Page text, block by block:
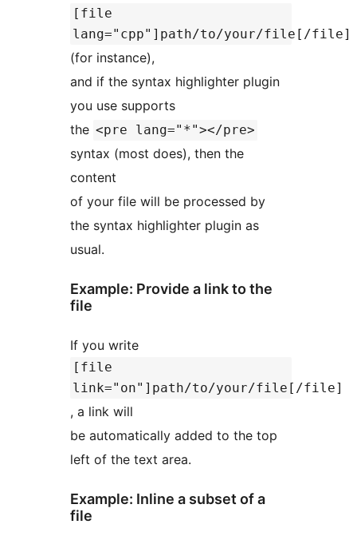
[file
lang="cpp"]path/to/your/file[/file]
(for instance),
and if the syntax highlighter plugin
you use supports
the <pre lang="*"></pre>
syntax (most does), then the
content
of your file will be processed by
the syntax highlighter plugin as
usual.
Example: Provide a link to the
file
If you write
[file
link="on"]path/to/your/file[/file]
, a link will
be automatically added to the top
left of the text area.
Example: Inline a subset of a
file